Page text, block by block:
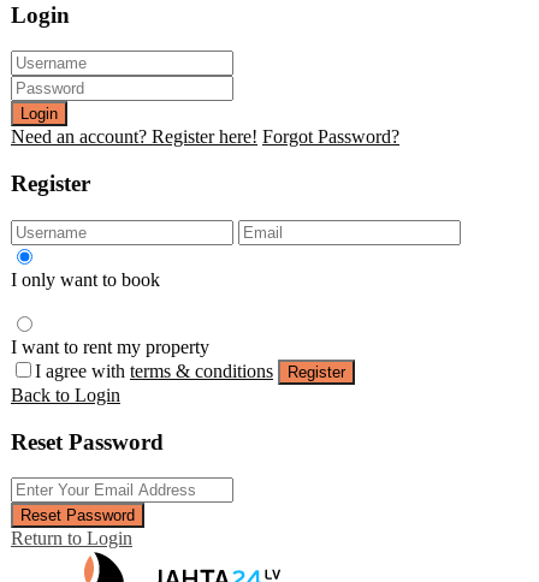
Login
Login
Need an account? Register here! Forgot Password?
Register
I only want to book
I want to rent my property
I agree with terms & conditions Register
Back to Login
Reset Password
Reset Password
Return to Login